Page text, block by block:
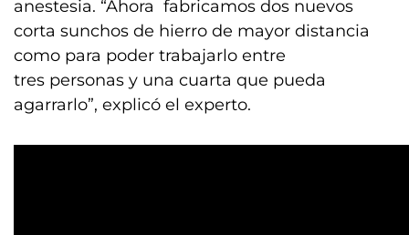
anestesia. “Ahora fabricamos dos nuevos
corta sunchos de hierro de mayor distancia
como para poder trabajarlo entre
tres personas y una cuarta que pueda
agarrarlo”, explicó el experto.